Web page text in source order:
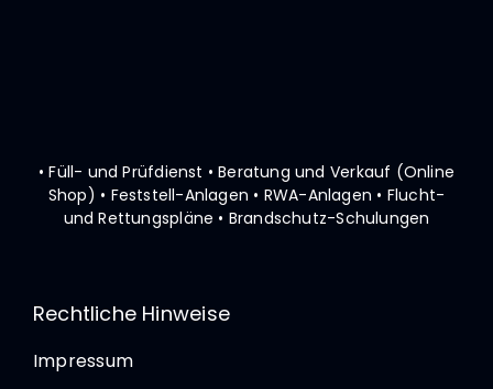
• Füll- und Prüfdienst • Beratung und Verkauf (Online
Shop) • Feststell-Anlagen • RWA-Anlagen • Flucht-
und Rettungspläne • Brandschutz-Schulungen
Rechtliche Hinweise
Impressum